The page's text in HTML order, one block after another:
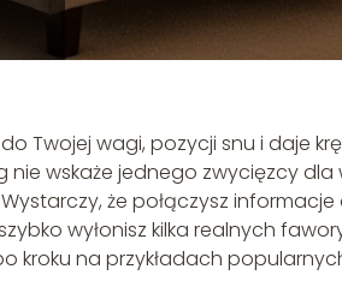
Twojej wagi, pozycji snu i daje
wskaże jednego zwycięzcy dla
że połączysz
wyłonisz kilka realnych
kroku na przykładach